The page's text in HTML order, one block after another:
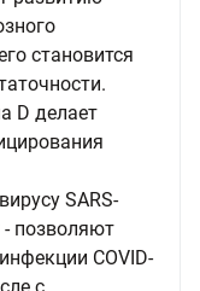
становится
D делает
SARS-
- позволяют
COVID-